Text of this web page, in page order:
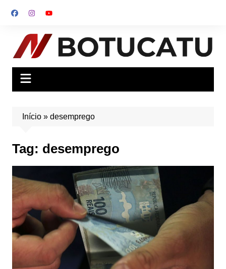
para
conteúdo
Início» desemprego
Tag: desemprego